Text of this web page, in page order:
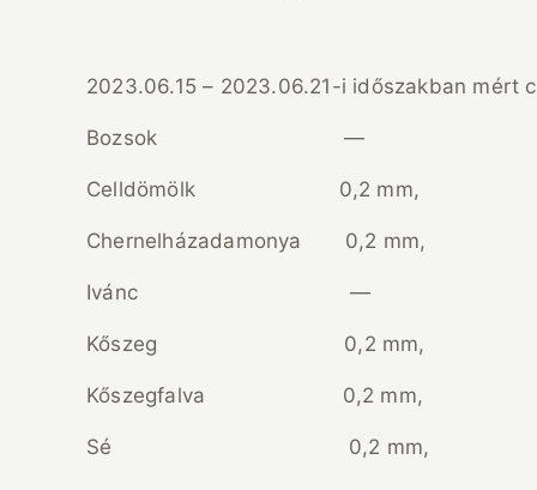
2023.06.15 – 2023.06.21-i időszakban mért
Bozsok —
Celldömölk 0,2 mm,
Chernelházadamonya 0,2 mm,
Ivánc —
Kőszeg 0,2 mm,
Kőszegfalva 0,2 mm,
Sé 0,2 mm,